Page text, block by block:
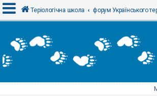
х
і
Теріологічна школа форум Українського